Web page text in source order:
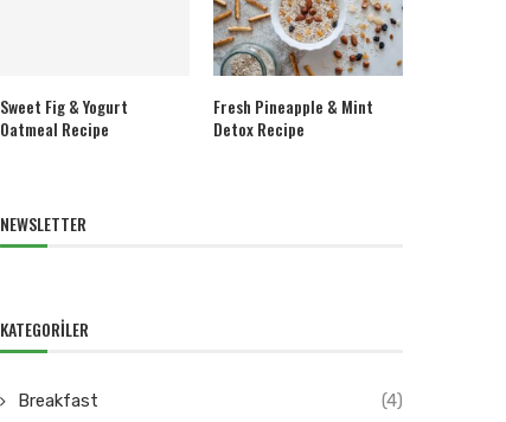
Sweet Fig & Yogurt
Oatmeal Recipe
Fresh Pineapple & Mint
Detox Recipe
NEWSLETTER
KATEGORILER
Breakfast (4)